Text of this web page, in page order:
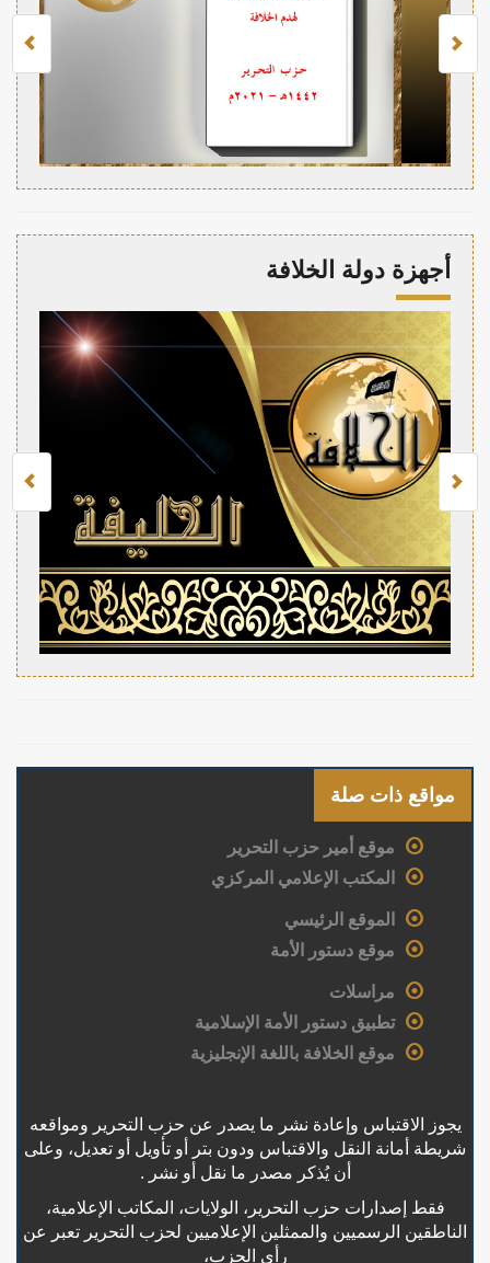
أجهزة دولة الخلافة
مواقع ذات صلة
موقع أمير حزب التحرير
المكتب الإعلامي المركزي
الموقع الرئيسي
موقع دستور الأمة
مراسلات
تطبيق دستور الأمة الإسلامية
موقع الخلافة باللغة الإنجليزية
يجوز الاقتباس وإعادة نشر ما يصدر عن حزب التحرير ومواقعه
شريطة أمانة النقل والاقتباس ودون بتر أو تأويل أو تعديل، وعلى
أن يُذكر مصدر ما نقل أو نشر .
فقط إصدارات حزب التحرير، الولايات، المكاتب الإعلامية،
الناطقين الرسميين والممثلين الإعلاميين لحزب التحرير تعبر عن
رأي الحزب،